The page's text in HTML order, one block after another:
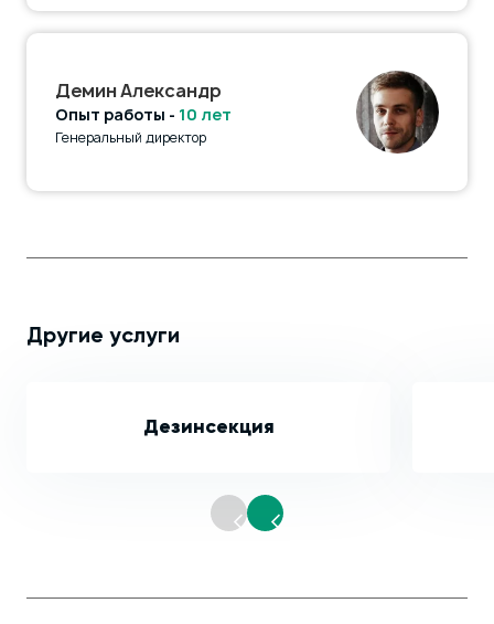
Демин Александр
Опыт работы - 10 лет
Генеральный директор
Другие услуги
Дезинсекция